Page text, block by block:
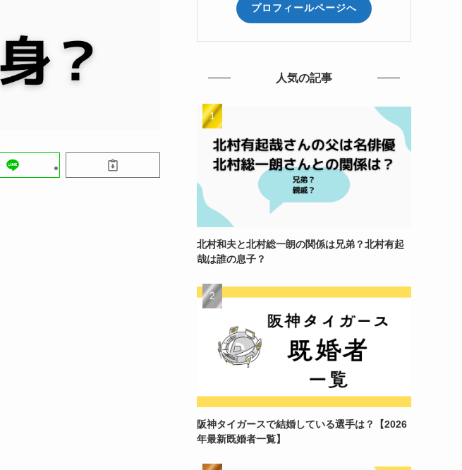
プロフィールページへ
人気の記事
北村和夫と北村総一朗の関係は兄弟？北村有起
哉は誰の息子？
阪神タイガースで結婚している選手は？【2026
年最新既婚者一覧】